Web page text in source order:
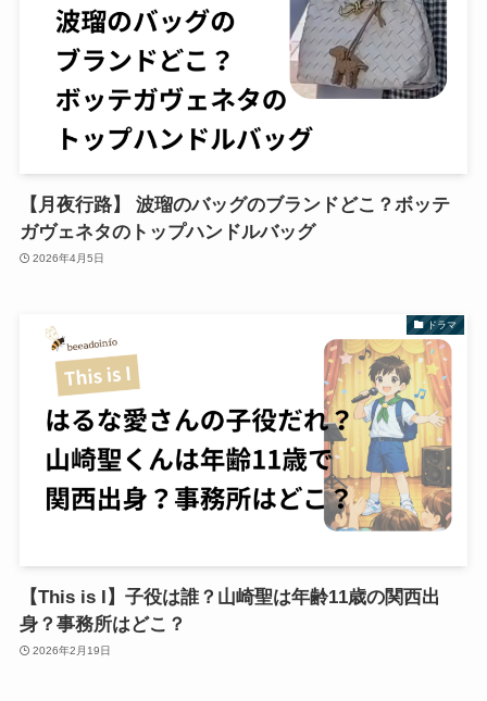
【月夜行路】 波瑠のバッグのブランドどこ？ボッテ
ガヴェネタのトップハンドルバッグ
2026年4月5日
ドラマ
【This is I】子役は誰？山崎聖は年齢11歳の関西出
身？事務所はどこ？
2026年2月19日